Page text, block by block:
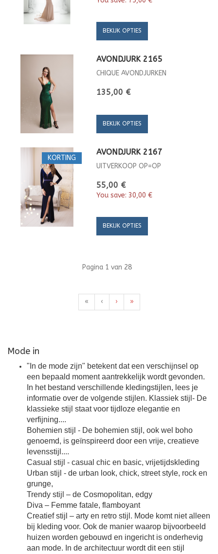
BEKIJK OPTIES
AVONDJURK 2165
CHIQUE AVONDJURKEN
135,00 €
BEKIJK OPTIES
KORTING
AVONDJURK 2167
UITVERKOOP OP=OP
55,00 €
You save: 30,00 €
BEKIJK OPTIES
Pagina 1 van 28
« ‹ › »
Mode in
"In de mode zijn" betekent dat een verschijnsel op
een bepaald moment aantrekkelijk wordt gevonden.
In het bestand verschillende kledingstijlen, lees je
informatie over de volgende stijlen. Klassiek stijl- De
klassieke stijl staat voor tijdloze elegantie en
verfijning....
Bohemien stijl - De bohemien stijl, ook wel boho
genoemd, is geïnspireerd door een vrije, creatieve
levensstijl....
Casual stijl - casual chic en basic, vrijetijdskleding
Urban stijl - de urban look, chick, street style, rock en
grunge,
Trendy stijl – de Cosmopolitan, edgy
Diva – Femme fatale, flamboyant
Creatief stijl – arty en retro stijl. Mode komt niet alleen
bij kleding voor. Ook de manier waarop bijvoorbeeld
huizen worden gebouwd en ingericht is onderhevig
aan mode. In de architectuur wordt dit een stijl